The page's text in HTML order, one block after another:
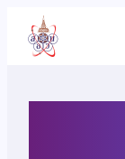
เนื้อหา